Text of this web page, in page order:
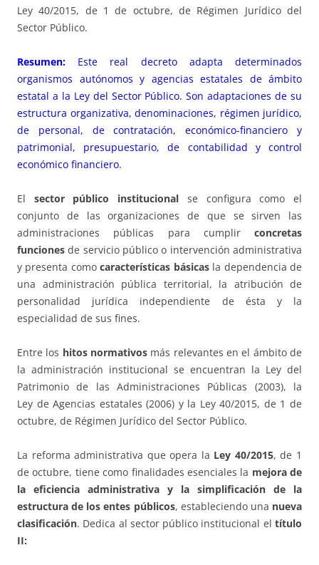
Ley 40/2015, de 1 de octubre, de Régimen Jurídico del
Sector Público.
Resumen: Este real decreto adapta determinados
organismos autónomos y agencias estatales de ámbito
estatal a la Ley del Sector Público. Son adaptaciones de su
estructura organizativa, denominaciones, régimen jurídico,
de personal, de contratación, económico-financiero y
patrimonial, presupuestario, de contabilidad y control
económico financiero.
El sector público institucional se configura como el
conjunto de las organizaciones de que se sirven las
administraciones públicas para cumplir concretas
funciones de servicio público o intervención administrativa
y presenta comocaracterísticas básicasla dependencia de
una administración pública territorial, la atribución de
personalidad jurídica independiente de ésta y la
especialidad de sus fines.
Entre los hitos normativos más relevantes en el ámbito de
la administración institucional se encuentran la Ley del
Patrimonio de las Administraciones Públicas (2003), la
Ley de Agencias estatales (2006) y la Ley 40/2015, de 1 de
octubre, de Régimen Jurídico del Sector Público.
La reforma administrativa que opera la Ley 40/2015, de 1
de octubre, tiene como finalidades esenciales la mejora de
la eficiencia administrativa y la simplificación de la
estructura de los entes públicos, estableciendo una nueva
clasificación. Dedica al sector público institucional el título
II: